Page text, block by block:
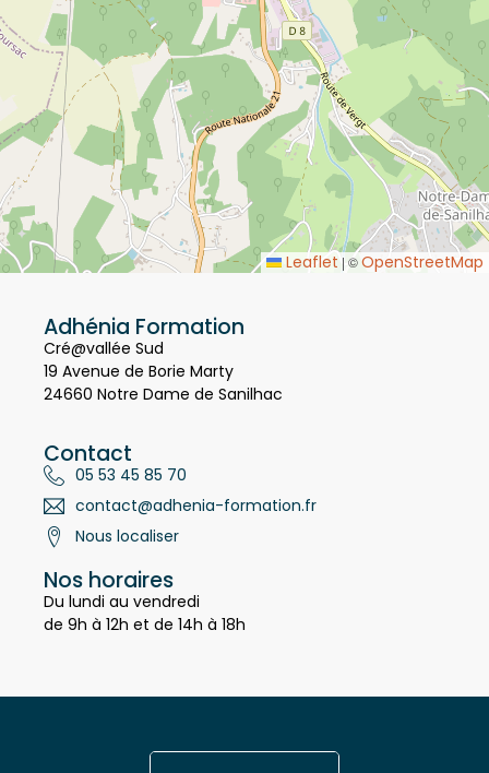
Leaflet | © OpenStreetMap
Adhénia Formation
Cré@vallée Sud
19 Avenue de Borie Marty
24660 Notre Dame de Sanilhac
Contact
05 53 45 85 70
contact@adhenia-formation.fr
Nous localiser
Nos horaires
Du lundi au vendredi
de 9h à 12h et de 14h à 18h